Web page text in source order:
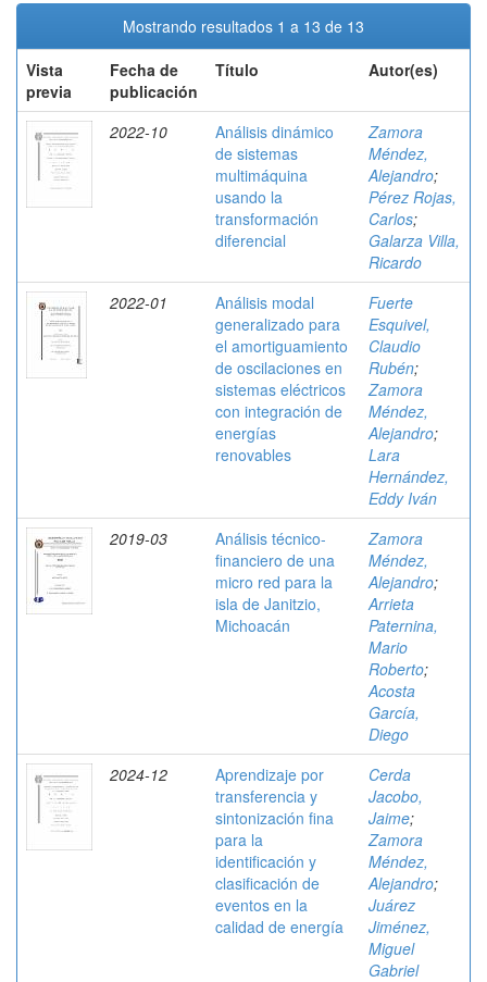
Mostrando resultados 1 a 13 de 13
Vista
previa
Fecha de
publicación
Título Autor(es)
2022-10
Análisis dinámico
de sistemas
multimáquina
usando la
transformación
diferencial
Zamora
Méndez,
Alejandro;
Pérez Rojas,
Carlos;
Galarza Villa,
Ricardo
2022-01
Análisis modal
generalizado para
el amortiguamiento
de oscilaciones en
sistemas eléctricos
con integración de
energías
renovables
Fuerte
Esquivel,
Claudio
Rubén;
Zamora
Méndez,
Alejandro;
Lara
Hernández,
Eddy Iván
2019-03
Análisis técnico-
financiero de una
micro red para la
isla de Janitzio,
Michoacán
Zamora
Méndez,
Alejandro;
Arrieta
Paternina,
Mario
Roberto;
Acosta
García,
Diego
2024-12
Aprendizaje por
transferencia y
sintonización fina
para la
identificación y
clasificación de
eventos en la
calidad de energía
Cerda
Jacobo,
Jaime;
Zamora
Méndez,
Alejandro;
Juárez
Jiménez,
Miguel
Gabriel